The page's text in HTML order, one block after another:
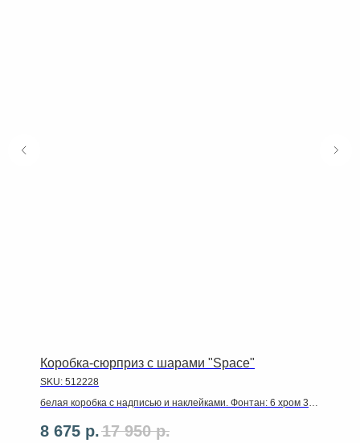
Коробка-сюрприз с шарами "Space"
SKU: 512228
белая коробка с надписью и наклейками. Фонтан: 6 хром 30
8 675 р.17 950 р.